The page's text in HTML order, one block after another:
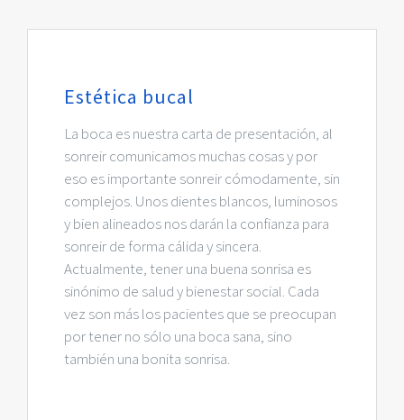
Estética bucal
La boca es nuestra carta de presentación, al
sonreir comunicamos muchas cosas y por
eso es importante sonreir cómodamente, sin
complejos. Unos dientes blancos, luminosos
y bien alineados nos darán la confianza para
sonreir de forma cálida y sincera.
Actualmente, tener una buena sonrisa es
sinónimo de salud y bienestar social. Cada
vez son más los pacientes que se preocupan
por tener no sólo una boca sana, sino
también una bonita sonrisa.